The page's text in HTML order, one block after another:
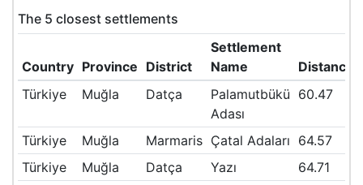
The 5 closest settlements
Country Province District
Settlement
Name
Türkiye
Muğla Datça
Palamutbükü
Adası
60.47
Türkiye Muğla Marmaris Çatal Adaları 64.57
Türkiye
Muğla Datça Yazı
64.71